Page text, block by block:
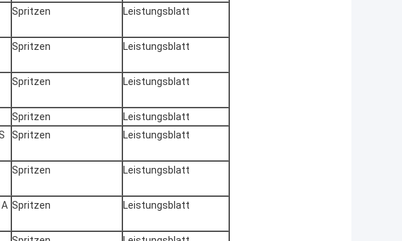
Spritzen Leistungsblatt
Spritzen Leistungsblatt
Spritzen Leistungsblatt
Spritzen
Leistungsblatt
Spritzen Leistungsblatt
Spritzen Leistungsblatt
Spritzen Leistungsblatt